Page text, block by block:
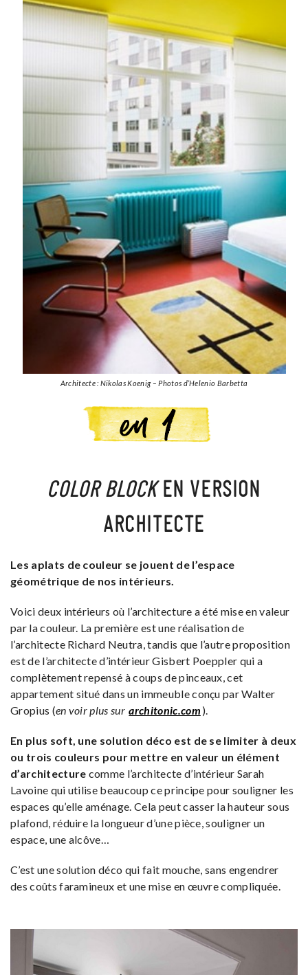
Architecte : Nikolas Koenig – Photos d’Helenio Barbetta
COLOR BLOCKEN VERSION
ARCHITECTE
Les aplats de couleur se jouent de l’espace
géométrique de nos intérieurs.
Voici deux intérieurs où l’architecture a été mise en valeur
par la couleur. La première est une réalisation de
l’architecte Richard Neutra, tandis que l’autre proposition
est de l’architecte d’intérieur Gisbert Poeppler qui a
complètement repensé à coups de pinceaux, cet
appartement situé dans un immeuble conçu par Walter
Gropius (en voir plus sur architonic.com ).
En plus soft, une solution déco est de se limiter à deux
ou trois couleurs pour mettre en valeur un élément
d’architecture comme l’architecte d’intérieur Sarah
Lavoine qui utilise beaucoup ce principe pour souligner les
espaces qu’elle aménage. Cela peut casser la hauteur sous
plafond, réduire la longueur d’une pièce, souligner un
espace, une alcôve…
C’est une solution déco qui fait mouche, sans engendrer
des coûts faramineux et une mise en œuvre compliquée.